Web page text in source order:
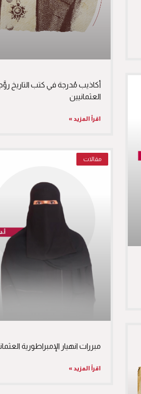
أكاذيب مُدرجة في كتب التاريخ
العثمانيين
اقرأ المزيد »
مقالات
مبررات انهيار الإمبراطورية
اقرأ المزيد »